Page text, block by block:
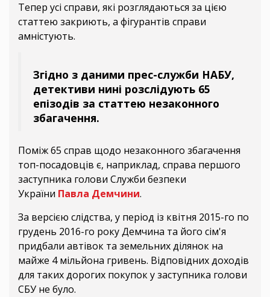
Тепер усі справи, які розглядаються за цією
статтею закриють, а фігурантів справи
амністують.
Згідно з даними прес-служби НАБУ,
детективи нині розслідують 65
епізодів за статтею незаконного
збагачення.
Поміж 65 справ щодо незаконного збагачення
топ-посадовців є, наприклад, справа першого
заступника голови Служби безпеки
України Павла Демчини.
За версією слідства, у період із квітня 2015-го по
грудень 2016-го року Демчина та його сім'я
придбали автівок та земельних ділянок на
майже 4 мільйона гривень. Відповідних доходів
для таких дорогих покупок у заступника голови
СБУ не було.